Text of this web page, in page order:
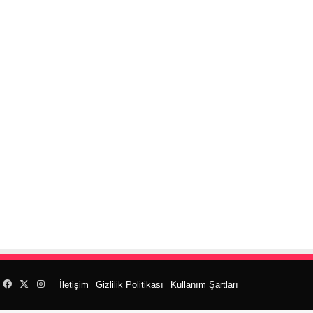
İletişim Gizlilik Politikası Kullanım Şartları
Facebook
X Instagram